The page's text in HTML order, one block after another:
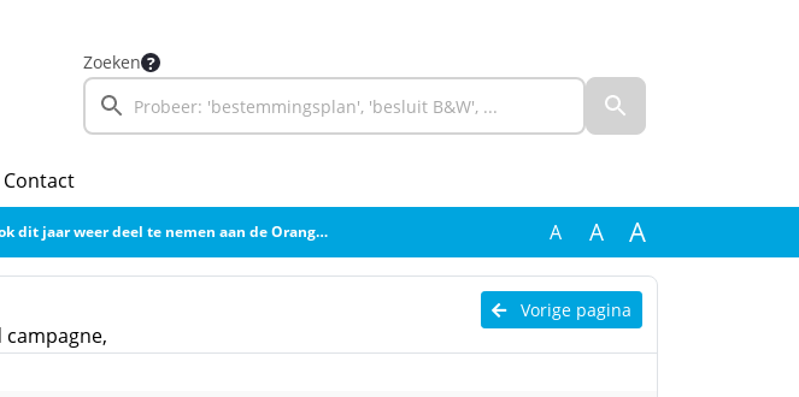
Zoeken
Contact
weer deel te nemen aan de Orange the World campagne, A A A
Vorige pagina